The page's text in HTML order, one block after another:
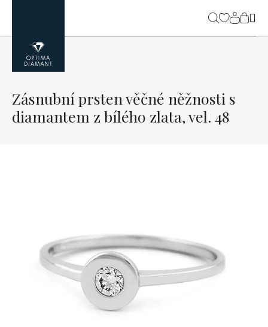
obsah
Zásnubní prsten věčné něžnosti s
diamantem z bílého zlata, vel. 48